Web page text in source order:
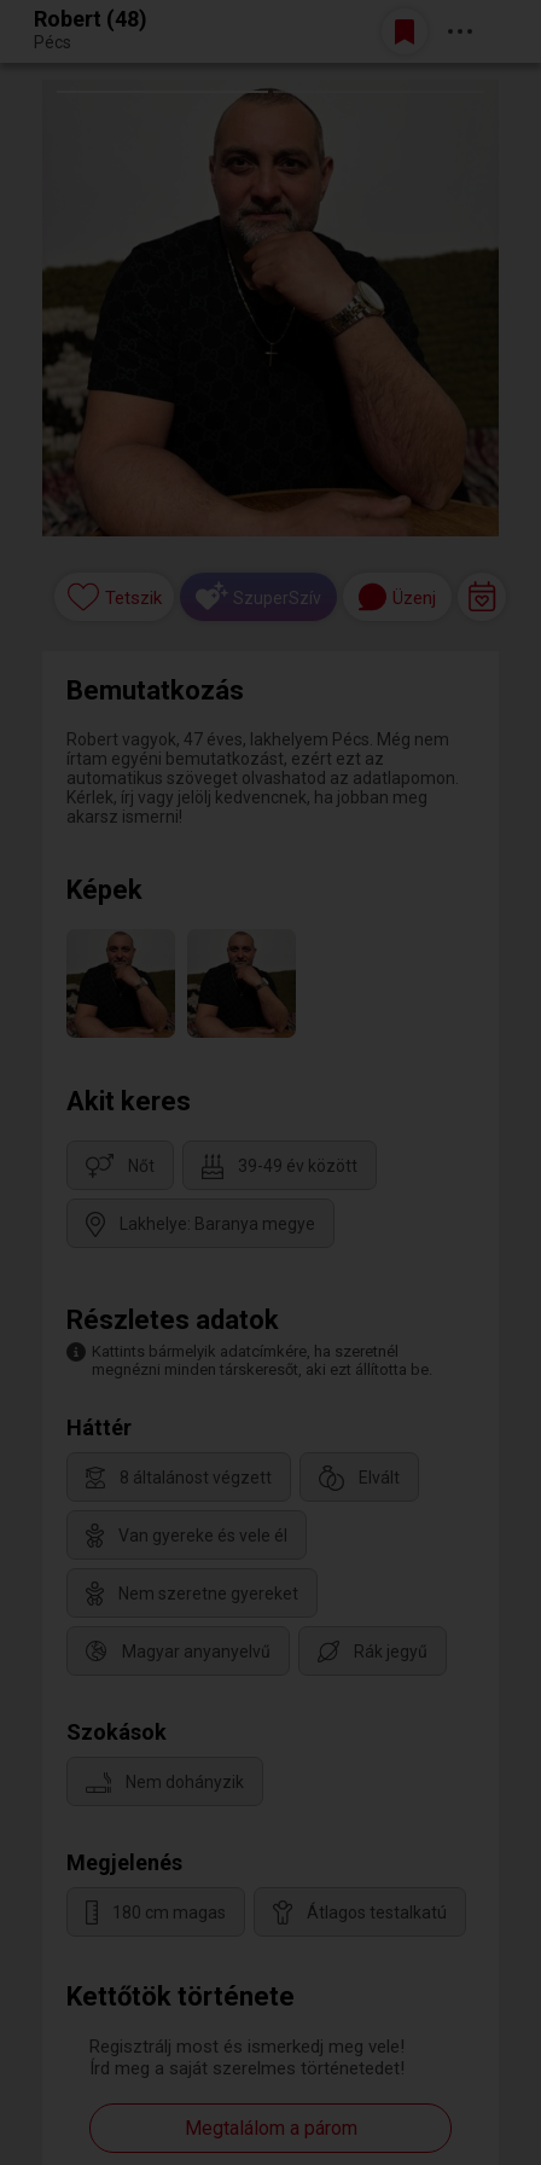
Egy jó randiból bármi lehet.
Belépés
Robert (48)
Pécs
Kettőtök története
Regisztrálj most és ismerkedj meg vele!
Írd meg a saját szerelmes történetedet!
Megtalálom a párom
Tetszik SzuperSzív Üzenj
Bemutatkozás
Robert vagyok, 47 éves, lakhelyem Pécs. Még nem
írtam egyéni bemutatkozást, ezért ezt az
automatikus szöveget olvashatod az adatlapomon.
Kérlek, írj vagy jelölj kedvencnek, ha jobban meg
akarsz ismerni!
Képek
Akit keres
Nőt 39-49 év között
Lakhelye: Baranya megye
Részletes adatok
Kattints bármelyik adatcímkére, ha szeretnél
megnézni minden társkeresőt, aki ezt állította be.
Háttér
8 általánost végzett Elvált
Van gyereke és vele él
Nem szeretne gyereket
Magyar anyanyelvű Rák jegyű
Szokások
Nem dohányzik
Megjelenés
180 cm magas Átlagos testalkatú